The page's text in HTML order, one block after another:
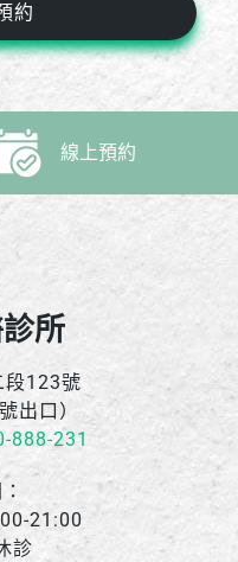
約
線上預約
所
段123號
出口）
888-231
21:00
診